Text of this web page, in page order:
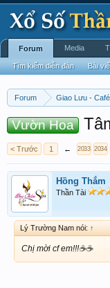
Forum Giao Lưu -
Vườn Hoa
< Trước 1 ← 2033 2034
Hồng Thắm
Thần Tài
Lý Trường Nam nói: ↑
Chị mời cf em!!!☕️☕️
Forum
Tìm kiếm diễn đàn Bài
Media